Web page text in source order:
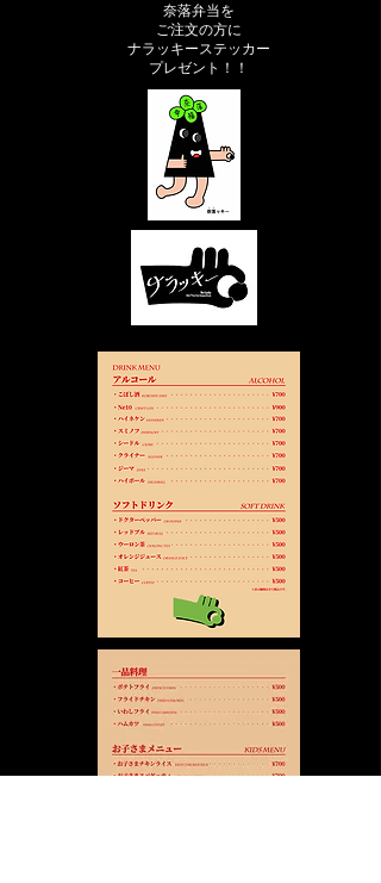
奈落弁当を
ご注文の方に
​ナラッキーステッカー
プレゼント！！